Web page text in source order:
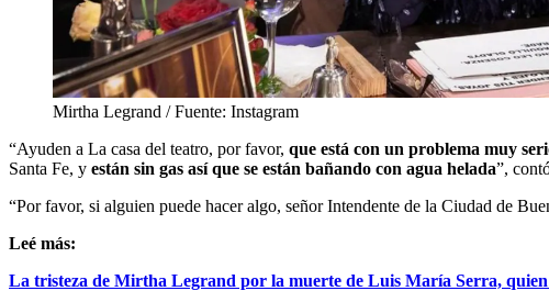
Mirtha Legrand / Fuente: Instagram
“Ayuden a La casa del teatro, por favor, que está con un problema muy
Santa Fe, y están sin gas así que se están bañando con agua helada”,
“Por favor, si alguien puede hacer algo, señor Intendente de la Ciudad de
Leé más:
La tristeza de Mirtha Legrand por la muerte de Luis María Serra,